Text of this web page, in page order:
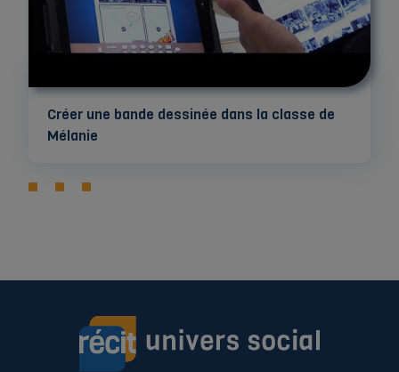
Créer une bande dessinée dans la classe de
Mélanie